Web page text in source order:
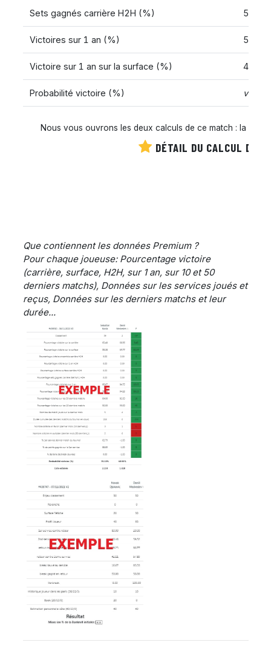
Sets gagnés carrière H2H (%)
Victoires sur 1 an (%)
Victoire sur 1 an sur la surface (%)
Probabilité victoire (%) voir
Nous vous ouvrons les deux calculs de ce match : la
DÉTAIL DU CALCUL DE
Que contiennent les données Premium ?
Pour chaque joueuse: Pourcentage victoire
(carrière, surface, H2H, sur 1 an, sur 10 et 50
derniers matchs), Données sur les services joués et
reçus, Données sur les derniers matchs et leur
durée...